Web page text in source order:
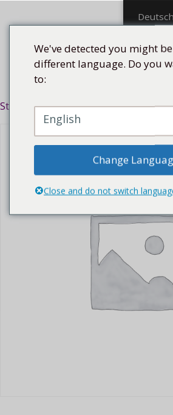
Menü
Startseite/Thema/Afrokubanisch/
Deutsch
We've detected you might
different language. Do you
to:
English
Change
Close and do not switch